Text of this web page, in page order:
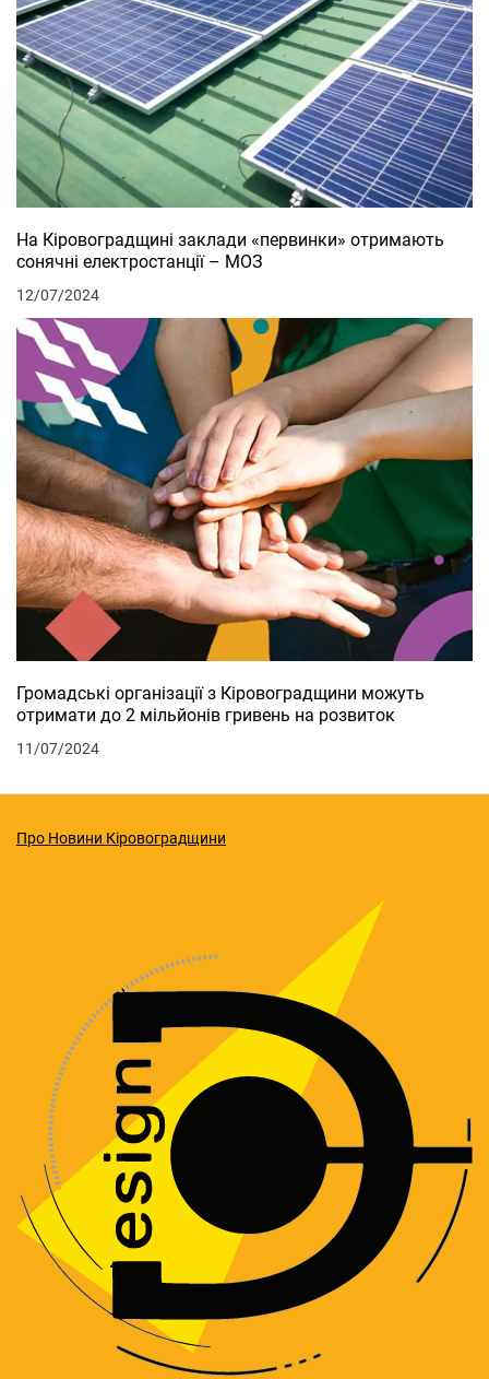
На Кіровоградщині заклади «первинки» отримають
сонячні електростанції – МОЗ
12/07/2024
Громадські організації з Кіровоградщини можуть
отримати до 2 мільйонів гривень на розвиток
11/07/2024
Про Новини Кіровоградщини